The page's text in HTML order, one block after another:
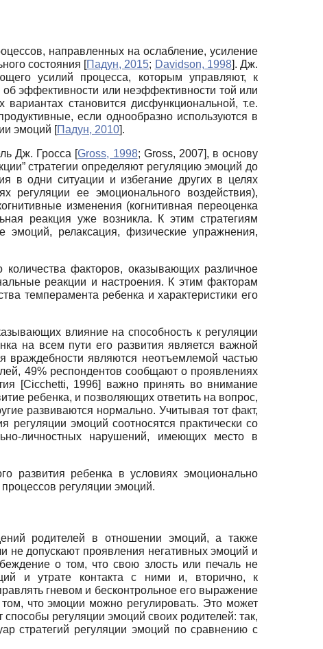
направленных на ослабление, усиление
состояния [Падун, 2015; Davidson, 1998]. Дж.
усилий процесса, которым управляют, к
эффективности или неэффективности той или
становится дисфункциональной, т.е.
если однообразно используются в
эмоций [Падун, 2010].
Дж. Гросса [Gross, 1998; Gross, 2007], в основу
стратегии определяют регуляцию эмоций до
в одни ситуации и избегание других в целях
регуляции ее эмоционального воздействия),
изменения (когнитивная переоценка
реакция уже возникла. К этим стратегиям
эмоций, релаксация, физические упражнения,
количества факторов, оказывающих различное
реакции и настроения. К этим факторам
темперамента ребенка и характеристики его
влияние на способность к регуляции
на всем пути его развития является важной
враждебности являются неотъемлемой частью
49% респондентов сообщают о проявлениях
[Cicchetti, 1996]
важно принять во внимание
ребенка, и позволяющих ответить на вопрос,
развиваются нормально. Учитывая тот факт,
регуляции эмоций соотносятся практически со
личностных нарушений, имеющих место в
развития ребенка в условиях эмоционально
регуляции эмоций.
родителей в отношении эмоций, а также
не допускают проявления негативных эмоций и
о том, что свою злость или печаль не
и утрате контакта с ними и, вторично, к
гневом и бесконтрольное его выражение
что эмоции можно регулировать. Это может
регуляции эмоций своих родителей: так,
стратегий регуляции эмоций по сравнению с